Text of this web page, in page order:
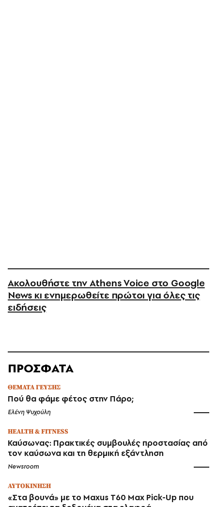
Ακολουθήστε την Athens Voice στο Google
News κι ενημερωθείτε πρώτοι για όλες τις
ειδήσεις
ΠΡΟΣΦΑΤΑ
ΘΕΜΑΤΑ ΓΕΥΣΗΣ
Πού θα φάμε φέτος στην Πάρο;
Ελένη Ψυχούλη
HEALTH & FITNESS
Καύσωνας: Πρακτικές συμβουλές προστασίας από
τον καύσωνα και τη θερμική εξάντληση
Newsroom
ΑΥΤΟΚΙΝΗΣΗ
«Στα βουνά» με το Maxus T60 Max Pick-Up που